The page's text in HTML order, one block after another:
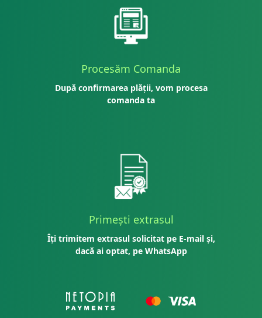
Procesăm Comanda
După confirmarea plății, vom procesa
comanda ta
Primești extrasul
Îți trimitem extrasul solicitat pe E-mail și,
dacă ai optat, pe WhatsApp